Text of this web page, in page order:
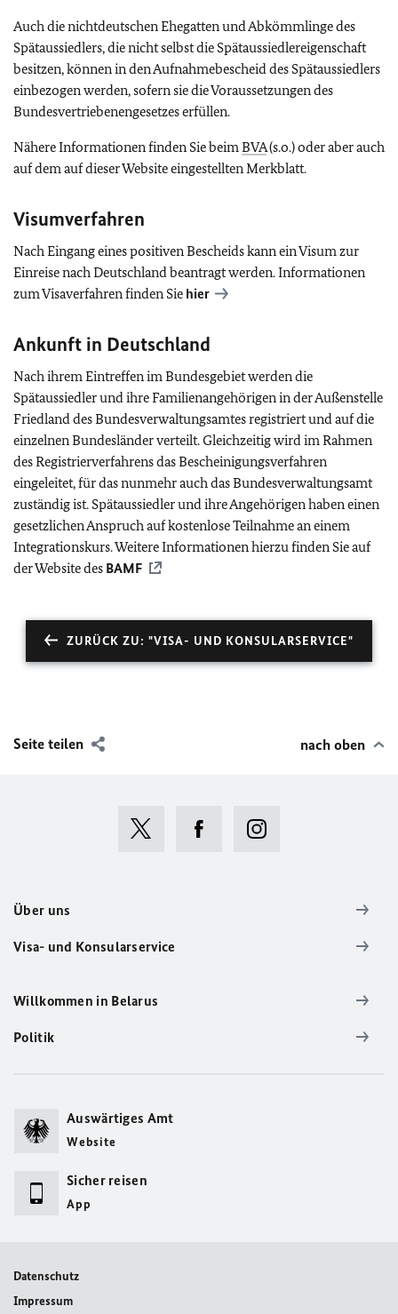
Auch die nichtdeutschen Ehegatten und Abkömmlinge des
Spätaussiedlers, die nicht selbst die Spätaussiedlereigenschaft
besitzen, können in den Aufnahmebescheid des Spätaussiedlers
einbezogen werden, sofern sie die Voraussetzungen des
Bundesvertriebenengesetzes erfüllen.
Nähere Informationen finden Sie beim BVA(s.o.) oder aber auch
auf dem auf dieser Website eingestellten Merkblatt.
Visumverfahren
Nach Eingang eines positiven Bescheids kann ein Visum zur
Einreise nach Deutschland beantragt werden. Informationen
zum Visaverfahren finden Sie hier
Ankunft in Deutschland
Nach ihrem Eintreffen im Bundesgebiet werden die
Spätaussiedler und ihre Familienangehörigen in der Außenstelle
Friedland des Bundesverwaltungsamtes registriert und auf die
einzelnen Bundesländer verteilt. Gleichzeitig wird im Rahmen
des Registrierverfahrens das Bescheinigungsverfahren
eingeleitet, für das nunmehr auch das Bundesverwaltungsamt
zuständig ist. Spätaussiedler und ihre Angehörigen haben einen
gesetzlichen Anspruch auf kostenlose Teilnahme an einem
Integrationskurs. Weitere Informationen hierzu finden Sie auf
der Website des BAMF
ZURÜCK ZU: "VISA- UND KONSULARSERVICE"
Seite teilen nach oben
Über uns
Visa- und Konsularservice
Willkommen in Belarus
Politik
Auswärtiges Amt
Website
Sicher reisen
App
Datenschutz
Impressum